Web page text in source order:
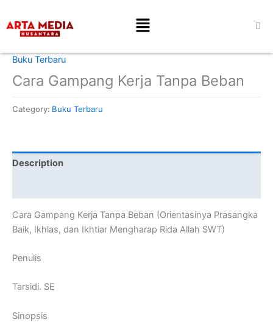
content
Menu
Home/Buku Terbaru
Buku Terbaru
Cara Gampang Kerja Tanpa Beban
Category: Buku Terbaru
Description
Cara Gampang Kerja Tanpa Beban (Orientasinya Prasangka
Baik, Ikhlas, dan Ikhtiar Mengharap Rida Allah SWT)
Penulis
Tarsidi. SE
Sinopsis